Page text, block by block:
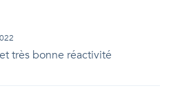
très bonne réactivité